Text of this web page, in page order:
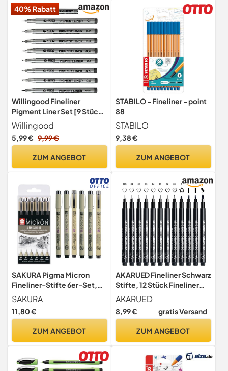
40% Rabatt
Willingood Fineliner
Pigment Liner Set [9 Stück]
mit 8 Linienbreiten und 1
Brush（schwarz Fineliner
Stifte Artist Set Pigment
Willingood
5,99 € 9,99 €
ZUM ANGEBOT
STABILO - Fineliner - point
88
STABILO
9,38 €
ZUM ANGEBOT
SAKURA Pigma Micron
Fineliner-Stifte 6er-Set,
wasserfeste, permanente
schwarze Tinte,
verschiedene Größen |
Zeichnen und Tagebuch
SAKURA
11,80 €
ZUM ANGEBOT
AKARUED Fineliner Schwarz
Stifte, 12 Stück Fineliner
Set Schwarz, Wasserfest
Tuschestifte zum
Skizzieren, Permanent
Journal Künstler Illustration,
AKARUED
8,99 € gratis Versand
ZUM ANGEBOT